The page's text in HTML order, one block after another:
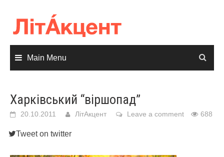
content
Main Menu
Харківський “віршопад”
20.10.2011 ЛітАкцент Leave a comment 688
Tweet on twitter